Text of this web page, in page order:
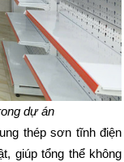
dự án
thép sơn tĩnh điện
giúp tổng thể không